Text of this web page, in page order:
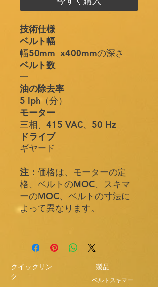
技術仕様
ベルト幅
幅50mm x400mmの深さ
ベルト数
一
油の除去率
5 lph（分）
モーター
三相、415 VAC、50 Hz
ドライブ
ギヤード
注： 価格は、モーターの定
格、ベルトのMOC、スキマ
ーのMOC、ベルトの寸法に
よって異なります。
クイックリン
ク
製品
ベルトスキマー